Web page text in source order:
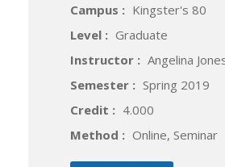
Campus : Kingster's 80
Level : Graduate
Instructor : Angelina
Semester : Spring 2019
Credit : 4.000
Method : Online, Seminar